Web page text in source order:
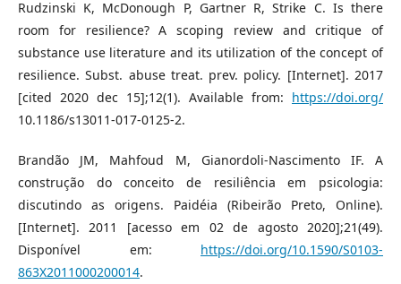
Rudzinski K, McDonough P, Gartner R, Strike C. Is there
room for resilience? A scoping review and critique of
substance use literature and its utilization of the concept of
resilience. Subst. abuse treat. prev. policy. [Internet]. 2017
[cited 2020 dec 15];12(1). Available from: https://doi.org/
10.1186/s13011-017-0125-2.
Brandão JM, Mahfoud M, Gianordoli-Nascimento IF. A
construção do conceito de resiliência em psicologia:
discutindo as origens. Paidéia (Ribeirão Preto, Online).
[Internet]. 2011 [acesso em 02 de agosto 2020];21(49).
Disponível em: https://doi.org/10.1590/S0103-
863X2011000200014.